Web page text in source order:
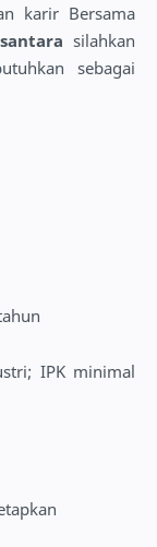
karir Bersama
silahkan
sebagai
IPK minimal